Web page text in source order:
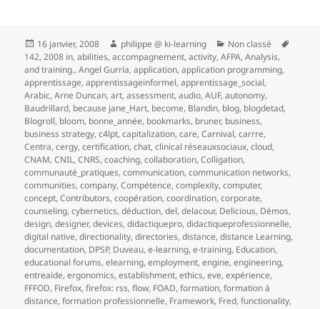
Publié
le
16 janvier, 2008 Auteur
philippe @ ki-learning Catégories
Non classé
142,2008 in,abilities,accompagnement,activity,AFPA,Analysis,
and training.,Angel Gurría,application,application programming,
apprentissage,apprentissageinformel,apprentissage_social,
Arabic,Arne Duncan,art,assessment,audio,AUF,autonomy,
Baudrillard, because jane_Hart, become, Blandin, blog, blogdetad,
Blogroll, bloom, bonne_année, bookmarks, bruner, business,
business strategy,c4lpt,capitalization,care,Carnival,carrre,
Centra,cergy,certification,chat,clinical réseauxsociaux,cloud,
CNAM,CNIL,CNRS,coaching,collaboration,Colligation,
communauté_pratiques,communication,communication networks,
communities,company,Compétence,complexity,computer,
concept,Contributors,coopération,coordination,corporate,
counseling,cybernetics,déduction,del,delacour, Delicious, Démos,
design,designer,devices,didactiquepro,didactiqueprofessionnelle,
digital native,directionality,directories,distance,distance Learning,
documentation, DPSP, Duveau,e-learning,e-training, Education,
educational forums,elearning,employment,engine,engineering,
entreaide,ergonomics,establishment,ethics,eve,expérience,
FFFOD, Firefox,firefox: rss,flow, FOAD,formation,formation à
distance,formation professionnelle, Framework, Fred,functionality,